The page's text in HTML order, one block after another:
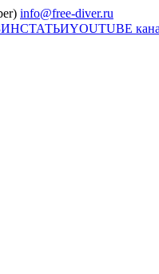
info@free-diver.ru
СТАТЬИYOUTUBE